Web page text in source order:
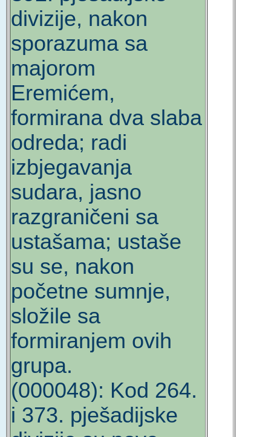
divizije, nakon
sporazuma sa
majorom
Eremićem,
formirana dva slaba
odreda; radi
izbjegavanja
sudara, jasno
razgraničeni sa
ustašama; ustaše
su se, nakon
početne sumnje,
složile sa
formiranjem ovih
grupa.
(000048): Kod 264.
i 373. pješadijske